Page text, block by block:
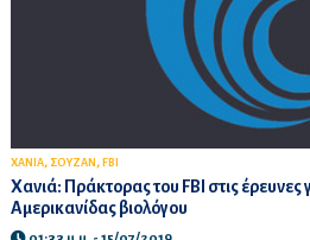
ΧΑΝΙΑ, ΣΟΥΖΑΝ , FBI
Χανιά: Πράκτορας του FBI στις έρευνες
Αμερικανίδας βιολόγου